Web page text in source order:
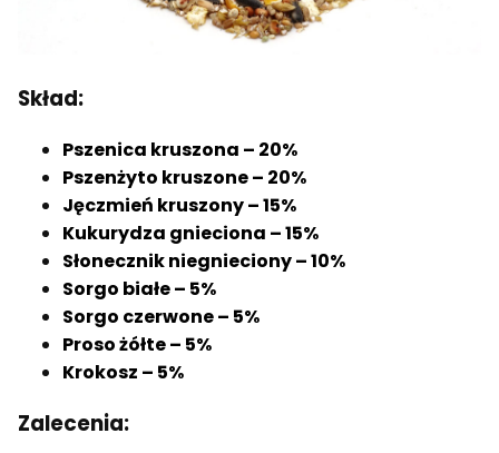
Skład:
Pszenica kruszona – 20%
Pszenżyto kruszone – 20%
Jęczmień kruszony – 15%
Kukurydza gnieciona – 15%
Słonecznik niegnieciony – 10%
Sorgo białe – 5%
Sorgo czerwone – 5%
Proso żółte – 5%
Krokosz – 5%
Zalecenia: